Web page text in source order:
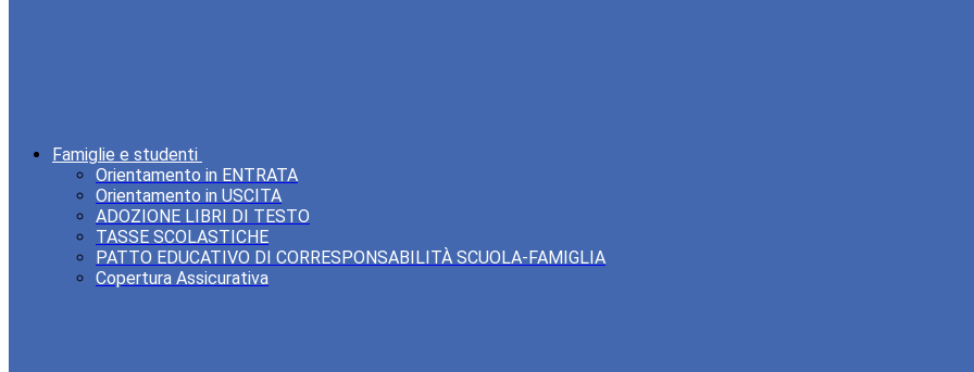
Famiglie e studenti
Orientamento in ENTRATA
Orientamento in USCITA
ADOZIONE LIBRI DI TESTO
TASSE SCOLASTICHE
PATTO EDUCATIVO DI CORRESPONSABILITÀ SCUOLA-FAMIGLIA
Copertura Assicurativa